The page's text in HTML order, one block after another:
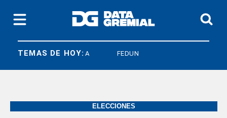
TEMAS DE HOY:
SICONARA FEDUN
ELECCIONES